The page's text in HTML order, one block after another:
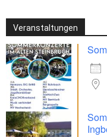
Veranstaltungen